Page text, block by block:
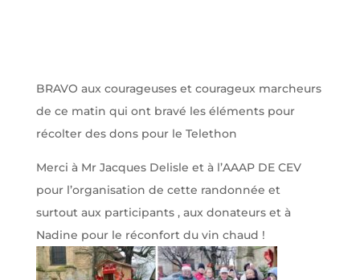
BRAVO aux courageuses et courageux marcheurs
de ce matin qui ont bravé les éléments pour
récolter des dons pour le Telethon
Merci à Mr Jacques Delisle et à l’AAAP DE CEV
pour l’organisation de cette randonnée et
surtout aux participants , aux donateurs et à
Nadine pour le réconfort du vin chaud !